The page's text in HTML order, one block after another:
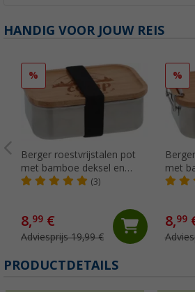
HANDIG VOOR JOUW REIS
%
Berger roestvrijstalen pot
met bamboe deksel en
elastiek 800 ml (3)
8,99 €
Adviesprijs 19,99 €
%
met
8,99
PRODUCTDETAILS